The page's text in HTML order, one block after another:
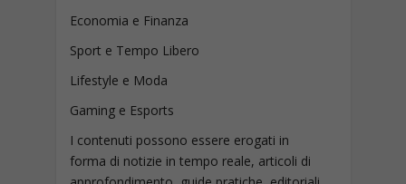
Economia e Finanza
Sport e Tempo Libero
Lifestyle e Moda
Gaming e Esports
I contenuti possono essere erogati in
forma di notizie in tempo reale, articoli di